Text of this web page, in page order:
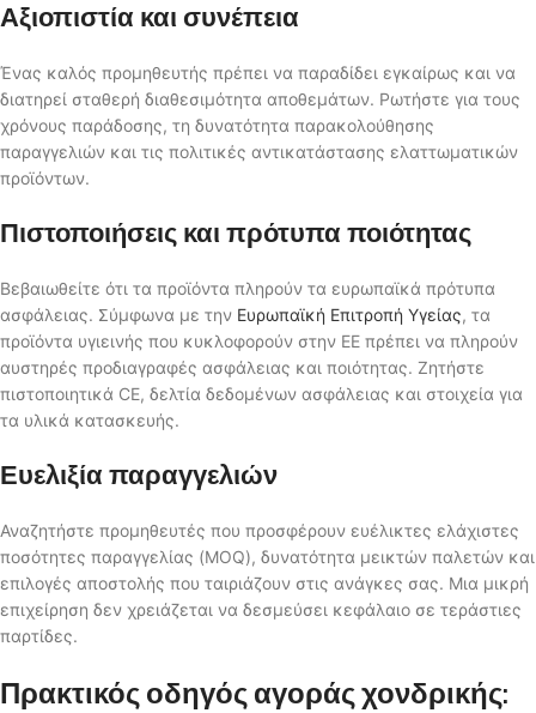
Αξιοπιστία και συνέπεια
Ένας καλός προμηθευτής πρέπει να παραδίδει εγκαίρως και να
διατηρεί σταθερή διαθεσιμότητα αποθεμάτων. Ρωτήστε για τους
χρόνους παράδοσης, τη δυνατότητα παρακολούθησης
παραγγελιών και τις πολιτικές αντικατάστασης ελαττωματικών
προϊόντων.
Πιστοποιήσεις και πρότυπα ποιότητας
Βεβαιωθείτε ότι τα προϊόντα πληρούν τα ευρωπαϊκά πρότυπα
ασφάλειας. Σύμφωνα με την Ευρωπαϊκή Επιτροπή Υγείας, τα
προϊόντα υγιεινής που κυκλοφορούν στην ΕΕ πρέπει να πληρούν
αυστηρές προδιαγραφές ασφάλειας και ποιότητας. Ζητήστε
πιστοποιητικά CE, δελτία δεδομένων ασφάλειας και στοιχεία για
τα υλικά κατασκευής.
Ευελιξία παραγγελιών
Αναζητήστε προμηθευτές που προσφέρουν ευέλικτες ελάχιστες
ποσότητες παραγγελίας (MOQ), δυνατότητα μεικτών παλετών και
επιλογές αποστολής που ταιριάζουν στις ανάγκες σας. Μια μικρή
επιχείρηση δεν χρειάζεται να δεσμεύσει κεφάλαιο σε τεράστιες
παρτίδες.
Πρακτικός οδηγός αγοράς χονδρικής: